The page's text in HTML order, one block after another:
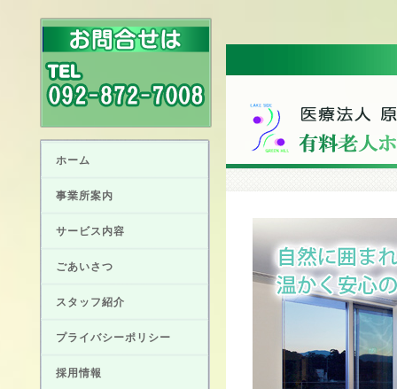
ホーム
事業所案内
サービス内容
ごあいさつ
スタッフ紹介
プライバシーポリシー
採用情報